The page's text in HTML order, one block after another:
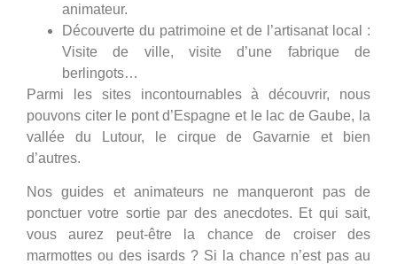
animateur.
Découverte du patrimoine et de l’artisanat local :
Visite de ville, visite d’une fabrique de
berlingots…
Parmi les sites incontournables à découvrir, nous
pouvons citer le pont d’Espagne et le lac de Gaube, la
vallée du Lutour, le cirque de Gavarnie et bien
d’autres.
Nos guides et animateurs ne manqueront pas de
ponctuer votre sortie par des anecdotes. Et qui sait,
vous aurez peut-être la chance de croiser des
marmottes ou des isards ? Si la chance n’est pas au